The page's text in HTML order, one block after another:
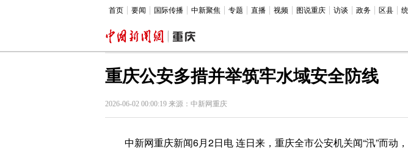
首页 要闻 国际传播 中新聚焦 专题 直播 视频 图说重庆 访谈 政务 区县
重庆公安多措并举筑牢水域安全防线
2026-06-02 00:00:19 来源：中新网重庆
中新网重庆新闻6月2日电 连日来，重庆全市公安机关闻“汛”而动